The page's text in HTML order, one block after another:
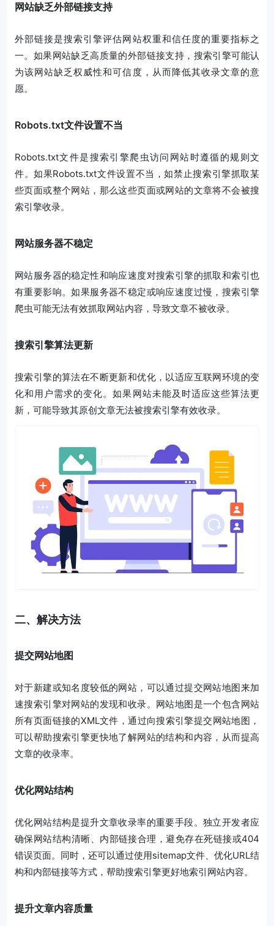
网站缺乏外部链接支持
外部链接是搜索引擎评估网站权重和信任度的重要指标之
一。如果网站缺乏高质量的外部链接支持，搜索引擎可能认
为该网站缺乏权威性和可信度，从而降低其收录文章的意
愿。
Robots.txt文件设置不当
Robots.txt文件是搜索引擎爬虫访问网站时遵循的规则文
件。如果Robots.txt文件设置不当，如禁止搜索引擎抓取某
些页面或整个网站，那么这些页面或网站的文章将不会被搜
索引擎收录。
网站服务器不稳定
网站服务器的稳定性和响应速度对搜索引擎的抓取和索引也
有重要影响。如果服务器不稳定或响应速度过慢，搜索引擎
爬虫可能无法有效抓取网站内容，导致文章不被收录。
搜索引擎算法更新
搜索引擎的算法在不断更新和优化，以适应互联网环境的变
化和用户需求的变化。如果网站未能及时适应这些算法更
新，可能导致其原创文章无法被搜索引擎有效收录。
二、解决方法
提交网站地图
对于新建或知名度较低的网站，可以通过提交网站地图来加
速搜索引擎对网站的发现和收录。网站地图是一个包含网站
所有页面链接的XML文件，通过向搜索引擎提交网站地图，
可以帮助搜索引擎更快地了解网站的结构和内容，从而提高
文章的收录率。
优化网站结构
优化网站结构是提升文章收录率的重要手段。独立开发者应
确保网站结构清晰、内部链接合理，避免存在死链接或404
错误页面。同时，还可以通过使用sitemap文件、优化URL结
构和内部链接等方式，帮助搜索引擎更好地索引网站内容。
提升文章内容质量